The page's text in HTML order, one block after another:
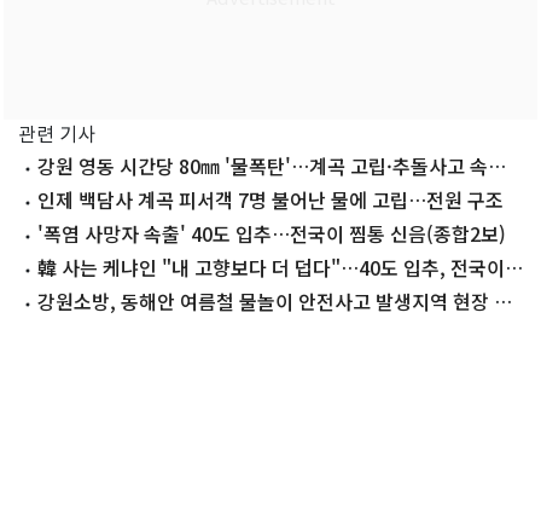
관련 기사
강원 영동 시간당 80㎜ '물폭탄'…계곡 고립·추돌사고 속출
(종합)
인제 백담사 계곡 피서객 7명 불어난 물에 고립…전원 구조
'폭염 사망자 속출' 40도 입추…전국이 찜통 신음(종합2보)
韓 사는 케냐인 "내 고향보다 더 덥다"…40도 입추, 전국이
'찜통' 신음(종합)
강원소방, 동해안 여름철 물놀이 안전사고 발생지역 현장 점